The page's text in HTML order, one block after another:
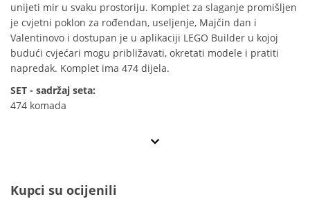
unijeti mir u svaku prostoriju. Komplet za slaganje promišljen
je cvjetni poklon za rođendan, useljenje, Majčin dan i
Valentinovo i dostupan je u aplikaciji LEGO Builder u kojoj
budući cvjećari mogu približavati, okretati modele i pratiti
napredak. Komplet ima 474 dijela.
SET - sadržaj seta:
474 komada
Kupci su ocijenili